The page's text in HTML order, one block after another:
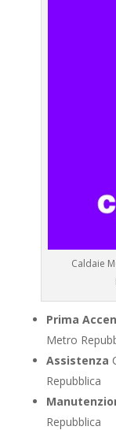
Caldaie
Prima
Metro
Assistenza
Repubblica
Repubblica